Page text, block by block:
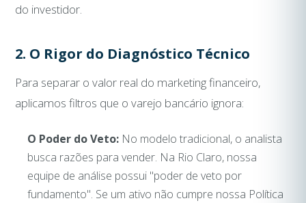
do investidor.
2. O Rigor do Diagnóstico Técnico
Para separar o valor real do marketing financeiro,
aplicamos filtros que o varejo bancário ignora:
O Poder do Veto:No modelo tradicional, o analista
busca razões para vender. Na Rio Claro, nossa
equipe de análise possui "poder de veto por
fundamento". Se um ativo não cumpre nossa Política